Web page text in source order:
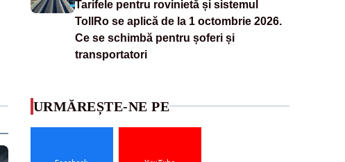
Tarifele pentru rovinietă și sistemul
TollRo se aplică de la 1 octombrie 2026.
Ce se schimbă pentru șoferi și
transportatori
URMĂREȘTE-NE PE